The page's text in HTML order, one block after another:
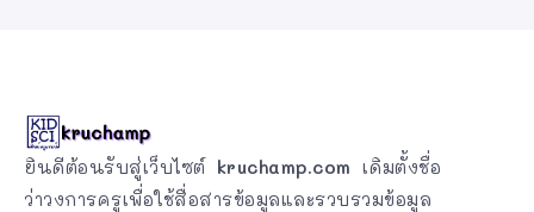
ยินดีต้อนรับสู่เว็บไซต์ kruchamp.com เดิมตั้งชื่อ
ว่าวงการครูเพื่อใช้สื่อสารข้อมูลและรวบรวมข้อมูล